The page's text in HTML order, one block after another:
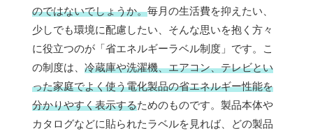
のではないでしょうか。毎月の生活費を抑えたい、
少しでも環境に配慮したい、そんな思いを抱く方々
に役立つのが「省エネルギーラベル制度」です。こ
の制度は、 冷蔵庫や洗濯機、エアコン、テレビとい
った家庭でよく使う電化製品の省エネルギー性能を
分かりやすく表示するためのものです。製品本体や
カタログなどに貼られたラベルを見れば、どの製品